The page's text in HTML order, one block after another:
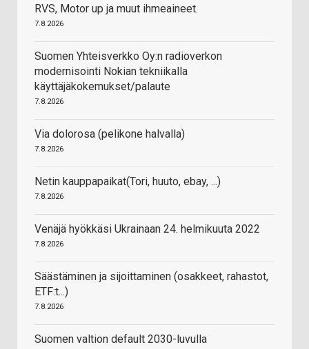
RVS, Motor up ja muut ihmeaineet.
7.8.2026
Suomen Yhteisverkko Oy:n radioverkon
modernisointi Nokian tekniikalla
käyttäjäkokemukset/palaute
7.8.2026
Via dolorosa (pelikone halvalla)
7.8.2026
Netin kauppapaikat(Tori, huuto, ebay, ...)
7.8.2026
Venäjä hyökkäsi Ukrainaan 24. helmikuuta 2022
7.8.2026
Säästäminen ja sijoittaminen (osakkeet, rahastot,
ETF:t...)
7.8.2026
Suomen valtion default 2030-luvulla